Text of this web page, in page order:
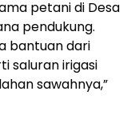
petani di Desa
pendukung.
bantuan dari
saluran irigasi
sawahnya,”